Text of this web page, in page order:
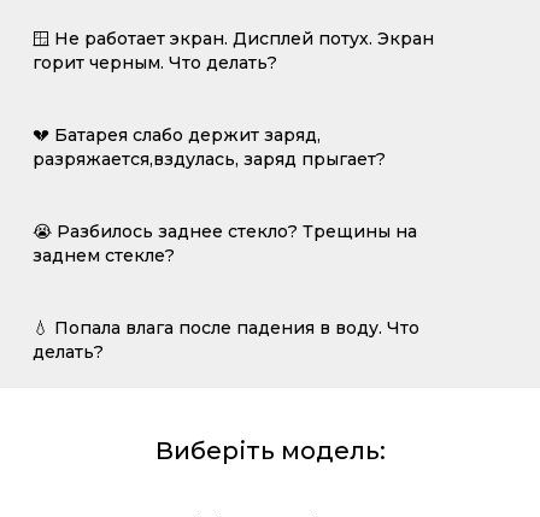
🪟 Не работает экран. Дисплей потух. Экран
горит черным. Что делать?
💔 Батарея слабо держит заряд,
разряжается,вздулась, заряд прыгает?
😭 Разбилось заднее стекло? Трещины на
заднем стекле?
💧 Попала влага после падения в воду. Что
делать?
Виберіть модель: